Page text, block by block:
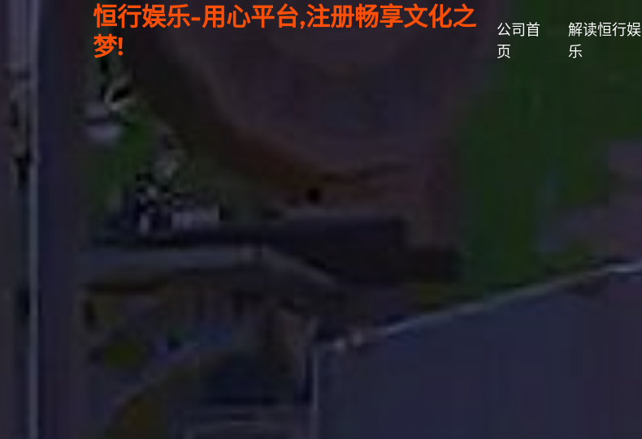
恒行娱乐-用心平台,注册畅享文化之
梦!
公司首
页
解读恒行娱
乐